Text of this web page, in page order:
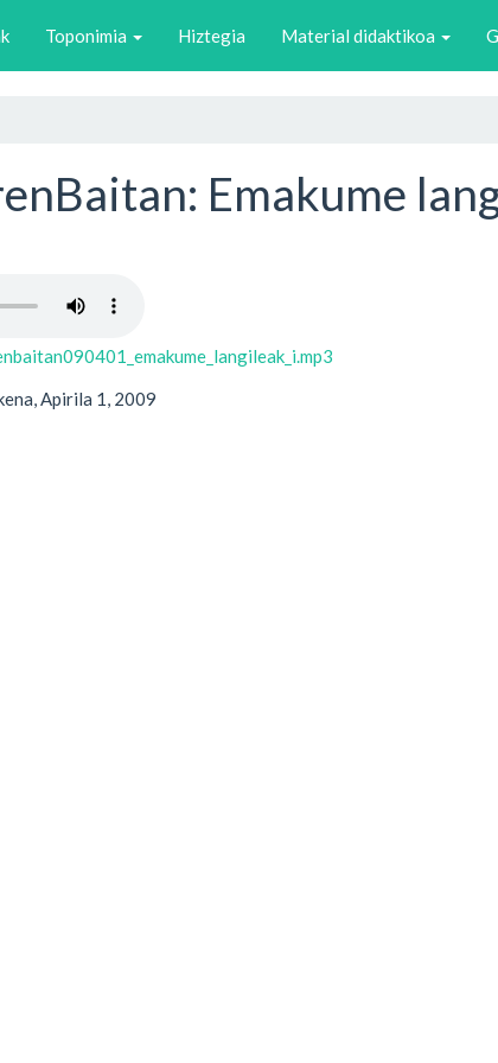
Toponimia Hiztegia Material didaktikoa
Emakume
Apirila 1, 2009